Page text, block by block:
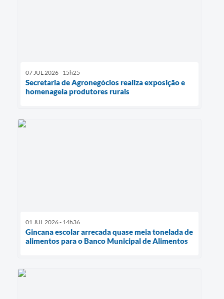
07 JUL 2026 - 15h25
Secretaria de Agronegócios realiza exposição e
homenageia produtores rurais
01 JUL 2026 - 14h36
Gincana escolar arrecada quase meia tonelada de
alimentos para o Banco Municipal de Alimentos